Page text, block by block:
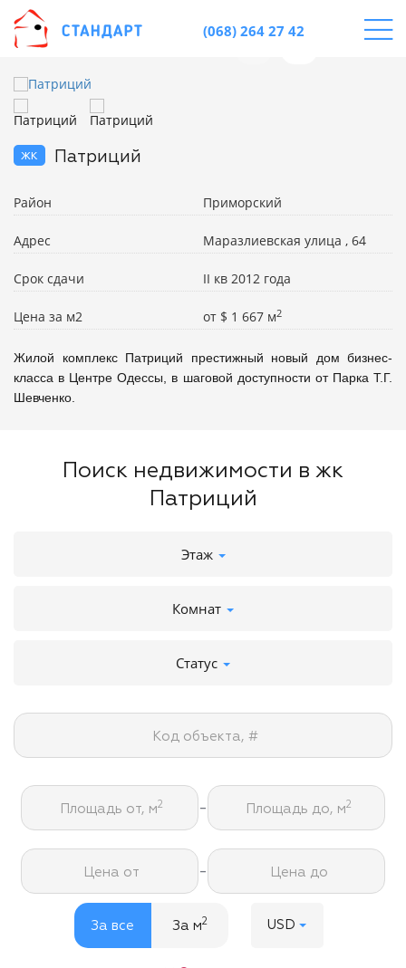
(068) 264 27 42
жк Патриций
Район Приморский
Адрес Маразлиевская улица , 64
Срок сдачи II кв 2012 года
Цена за м2 от $ 1 667 м2
Жилой комплекс Патриций престижный новый дом бизнес-
класса в Центре Одессы, в шаговой доступности от Парка Т.Г.
Шевченко.
Поиск недвижимости в жк
Патриций
Этаж
Комнат
Статус
Код объекта, #
Площадь от, м2 - Площадь до, м2
Цена от - Цена до
За все За м2 USD